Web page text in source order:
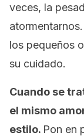
veces, la
los pequeños
su cuidado.
Cuando se
el mismo
estilo. Pon en